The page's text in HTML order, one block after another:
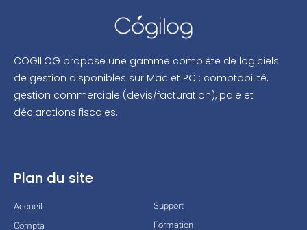
COGILOG propose une gamme complète de logiciels
de gestion disponibles sur Mac et PC : comptabilité,
gestion commerciale (devis/facturation), paie et
déclarations fiscales.
Plan du site
Accueil
Compta
Support
Formation